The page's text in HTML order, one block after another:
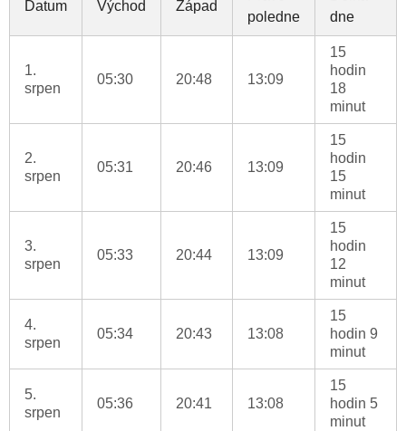
Datum Východ Západ
poledne
dne
1.
srpen
05:30 20:48 13:09
15
hodin
18
minut
2.
srpen
05:31 20:46 13:09
15
hodin
15
minut
3.
srpen
05:33 20:44 13:09
15
hodin
12
minut
4.
srpen
05:34 20:43 13:08
15
hodin 9
minut
5.
srpen
05:36 20:41 13:08
15
hodin 5
minut